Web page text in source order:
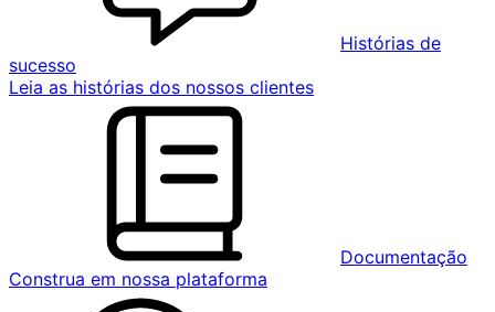
Histórias de
sucesso
Leia as histórias dos nossos clientes
Documentação
Construa em nossa plataforma